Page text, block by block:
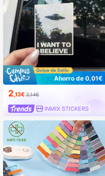
Ahorro de 0,01€
2 ,13€ 2,14€
INMIX STICKERS